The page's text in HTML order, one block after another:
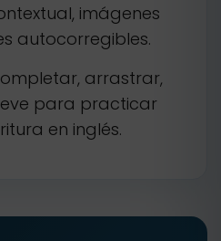
imágenes
autocorregibles.
arrastrar,
para practicar
en inglés.